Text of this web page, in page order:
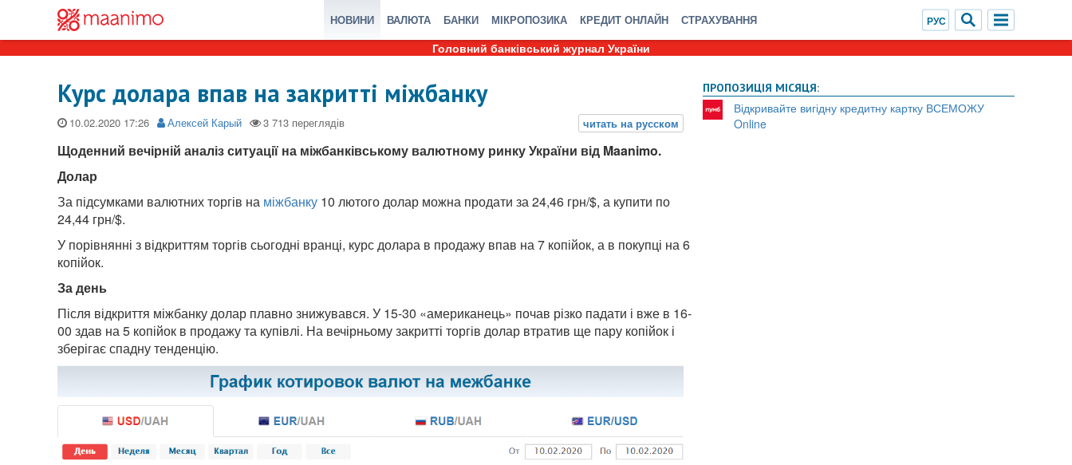
НОВИНИ ВАЛЮТА БАНКИ МІКРОПОЗИКА КРЕДИТ ОНЛАЙН СТРАХУВАННЯ
Головний банківський журнал України
Курс долара впав на закритті міжбанку
10.02.2020 Алексей Карый
Щоденний вечірній аналіз ситуації на міжбанківському валютному ринку України від Maanimo.
Долар
За підсумками валютних торгів на міжбанку 10 лютого долар можна продати за 24,46 грн/$, а купити по
24,44 грн/$.
У порівнянні з відкриттям торгів сьогодні вранці, курс долара в продажу впав на 7 копійок, а в покупці на 6
копійок.
За день
Після відкриття міжбанку долар плавно знижувався. У 15-30 «американець» почав різко падати і вже в 16-
00 здав на 5 копійок в продажу та купівлі. На вечірньому закритті торгів долар втратив ще пару копійок і
зберігає спадну тенденцію.
ПРОПОЗИЦІЯ МІСЯЦЯ:
Відкривайте вигідну кредитну картку ВСЕМОЖУ
Online